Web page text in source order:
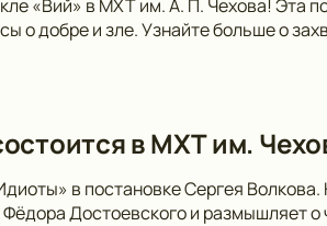
«Вий» в МХТ им. А. П. Чехова! Эта
о добре и зле. Узнайте больше о
в МХТ им.
в постановке Сергея
Достоевского и размышляет